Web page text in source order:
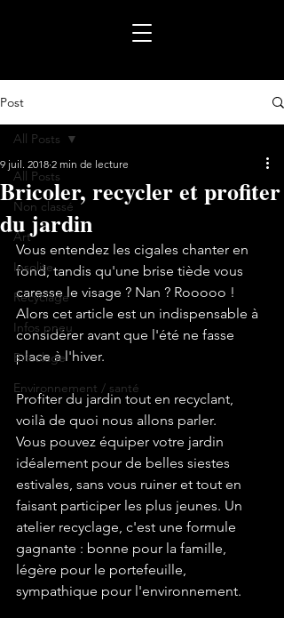
Post
All Posts
Non classé
Art
Insolite
Recyclage
Infos pneu
Bricolage
Environnement / santé
All Posts
Bricoler, recycler et profiter
du jardin
9 juil. 2018 2 min de lecture
Vous entendez les cigales chanter en
fond, tandis qu'une brise tiède vous
caresse le visage ? Nan ? Rooooo !
Alors cet article est un indispensable à
considérer avant que l'été ne fasse
place à l'hiver.
Profiter du jardin tout en recyclant,
voilà de quoi nous allons parler.
Vous pouvez équiper votre jardin
idéalement pour de belles siestes
estivales, sans vous ruiner et tout en
faisant participer les plus jeunes. Un
atelier recyclage, c'est une formule
gagnante : bonne pour la famille,
légère pour le portefeuille,